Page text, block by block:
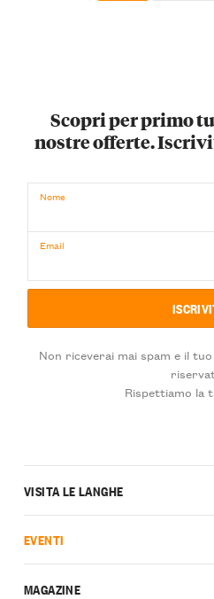
Scopri per primo
nostre offerte.
Nome
Email
Non riceverai mai spam e il
Rispettiamo la
VISITA LE LANGHE
EVENTI
MAGAZINE